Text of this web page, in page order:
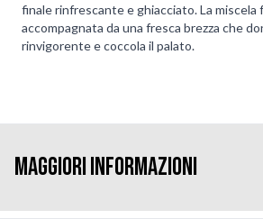
finale rinfrescante e ghiacciato. La
accompagnata da una fresca brezza che
rinvigorente e coccola il palato.
Maggiori Informazioni